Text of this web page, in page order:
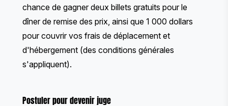
chance de gagner deux billets gratuits pour le
dîner de remise des prix, ainsi que 1 000 dollars
pour couvrir vos frais de déplacement et
d'hébergement (des conditions générales
s'appliquent).
Postuler pour devenir juge